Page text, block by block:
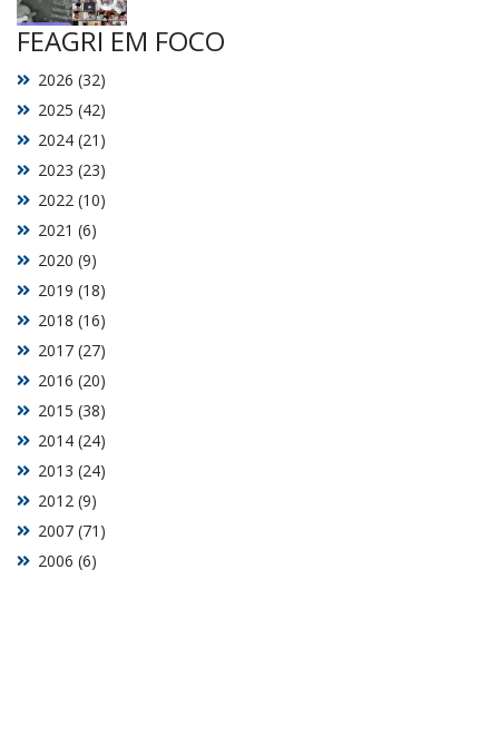
FEAGRI EM FOCO
2006 (6)
2007 (71)
2012 (9)
2013 (24)
2014 (24)
2015 (38)
2016 (20)
2017 (27)
2018 (16)
2019 (18)
2020 (9)
2021 (6)
2022 (10)
2023 (23)
2024 (21)
2025 (42)
2026 (32)